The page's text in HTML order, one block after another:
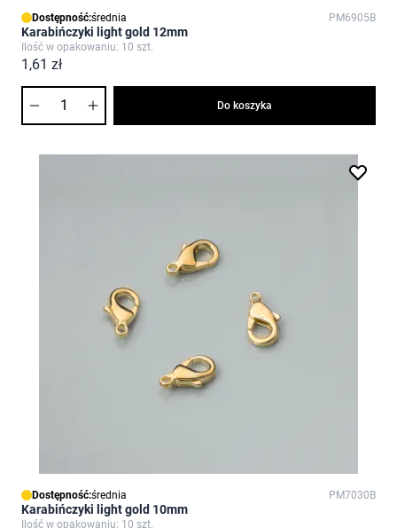
Dostępność:średnia PM6905B
Karabińczyki light gold 12mm
Ilość w opakowaniu: 10 szt.
1,61 zł
Do koszyka
Dostępność:średnia PM7030B
Karabińczyki light gold 10mm
Ilość w opakowaniu: 10 szt.